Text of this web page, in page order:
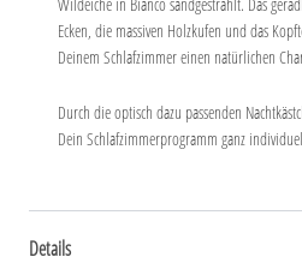
Ecken, die massiven Holzkufen und das
Deinem Schlafzimmer einen natürlichen
Durch die optisch dazu passenden
Dein Schlafzimmerprogramm ganz
Details